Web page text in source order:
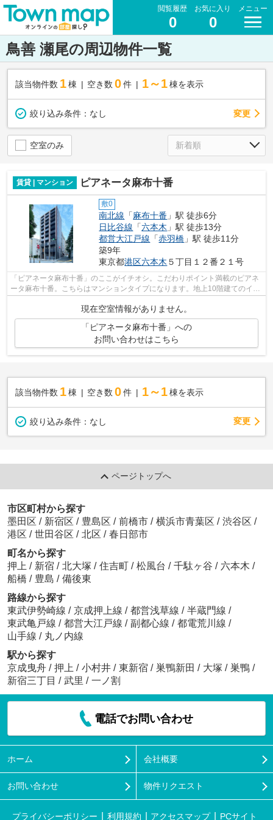
閲覧履歴
0
お気に入り
0
メニュー
鳥善 瀬尾の周辺物件一覧
該当物件数 1棟 空き数 0 件 1～1 棟を表示
絞り込み条件： なし 変更
空室のみ
賃貸 | マンション ピアネータ麻布十番
敷0
南北線 「麻布十番 」駅 徒歩6分
日比谷線 「六本木 」駅 徒歩13分
都営大江戸線 「赤羽橋 」駅 徒歩11分
築9年
東京都港区六本木 ５丁目１２番２１号
「ピアネータ麻布十番」のここがイチオシ。こだわりポイント満載のピアネ
ータ麻布十番。こちらはマンションタイプになります。地上10階建てのイチ
現在空室情報がありません。
「ピアネータ麻布十番」への
お問い合わせはこちら
該当物件数 1棟 空き数 0 件 1～1 棟を表示
絞り込み条件： なし 変更
ページトップへ
市区町村から探す
墨田区 / 新宿区 / 豊島区 / 前橋市 / 横浜市青葉区 / 渋谷区 /
港区 / 世田谷区 / 北区 / 春日部市
町名から探す
押上 / 新宿 / 北大塚 / 住吉町 / 松風台 / 千駄ヶ谷 / 六本木 /
船橋 / 豊島 / 備後東
路線から探す
東武伊勢崎線 / 京成押上線 / 都営浅草線 / 半蔵門線 /
東武亀戸線 / 都営大江戸線 / 副都心線 / 都電荒川線 /
山手線 / 丸ノ内線
駅から探す
京成曳舟 / 押上 / 小村井 / 東新宿 / 巣鴨新田 / 大塚 / 巣鴨 /
新宿三丁目 / 武里 / 一ノ割
電話でお問い合わせ
ホーム 会社概要
お問い合わせ 物件リクエスト
プライバシーポリシー 利用規約 アクセスマップ PCサイト